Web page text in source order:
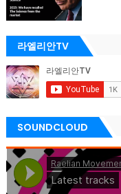
라엘리안TV
SOUNDCLOUD